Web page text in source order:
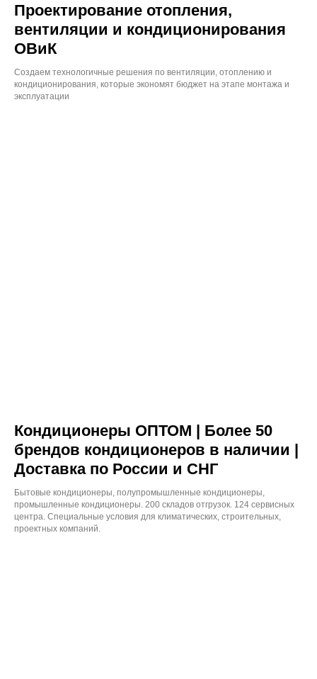
Проектирование отопления,
вентиляции и кондиционирования
ОВиК
Создаем технологичные решения по вентиляции, отоплению и
кондиционирования, которые экономят бюджет на этапе монтажа и
эксплуатации
Кондиционеры ОПТОМ | Более 50
брендов кондиционеров в наличии |
Доставка по России и СНГ
Бытовые кондиционеры, полупромышленные кондиционеры,
промышленные кондиционеры. 200 складов отгрузок. 124 сервисных
центра. Специальные условия для климатических, строительных,
проектных компаний.